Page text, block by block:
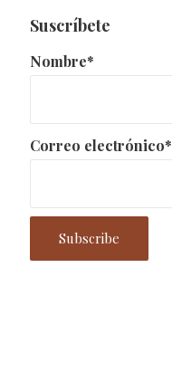
Suscríbete
Nombre*
Correo electrónico*